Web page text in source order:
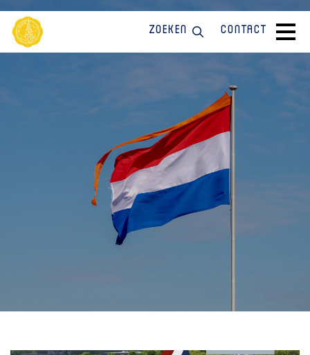
Zoeken Contact